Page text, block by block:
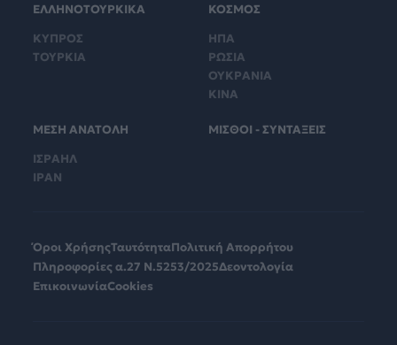
ΕΛΛΗΝΟΤΟΥΡΚΙΚΑ
ΚΥΠΡΟΣ
ΤΟΥΡΚΙΑ
ΚΟΣΜΟΣ
ΗΠΑ
ΡΩΣΙΑ
ΟΥΚΡΑΝΙΑ
ΚΙΝΑ
ΜΕΣΗ ΑΝΑΤΟΛΗ
ΙΣΡΑΗΛ
ΙΡΑΝ
ΜΙΣΘΟΙ - ΣΥΝΤΑΞΕΙΣ
Όροι ΧρήσηςΤαυτότηταΠολιτική Απορρήτου
Πληροφορίες α.27 Ν.5253/2025Δεοντολογία
ΕπικοινωνίαCookies